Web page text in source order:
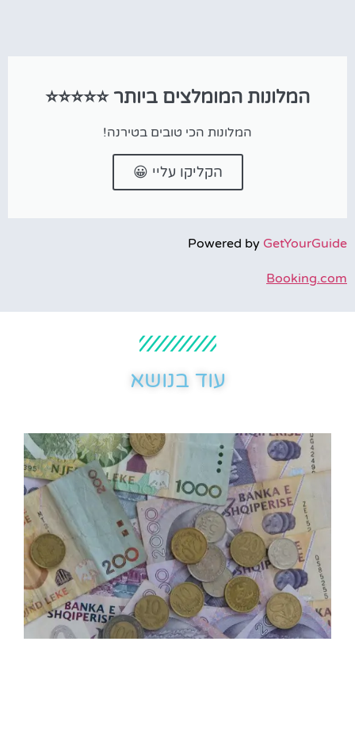
המלונות המומלצים ביותר ⭐⭐⭐⭐⭐
המלונות הכי טובים בטירנה!
הקליקו עליי 😀
Powered by GetYourGuide
Booking.com
עוד בנושא